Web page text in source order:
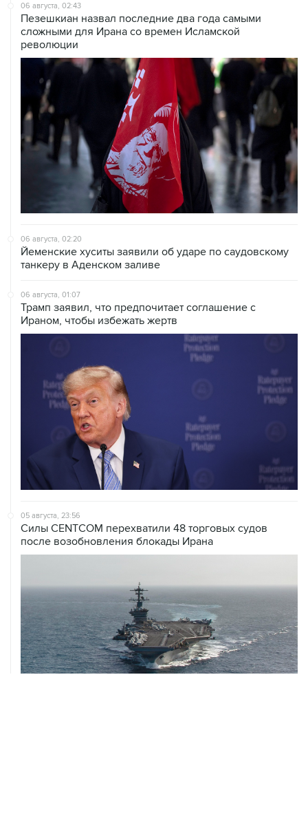
06 августа, 02:43
Пезешкиан назвал последние два года самыми
сложными для Ирана со времен Исламской
революции
06 августа, 02:20
Йеменские хуситы заявили об ударе по саудовскому
танкеру в Аденском заливе
06 августа, 01:07
Трамп заявил, что предпочитает соглашение с
Ираном, чтобы избежать жертв
05 августа, 23:56
Силы CENTCOM перехватили 48 торговых судов
после возобновления блокады Ирана